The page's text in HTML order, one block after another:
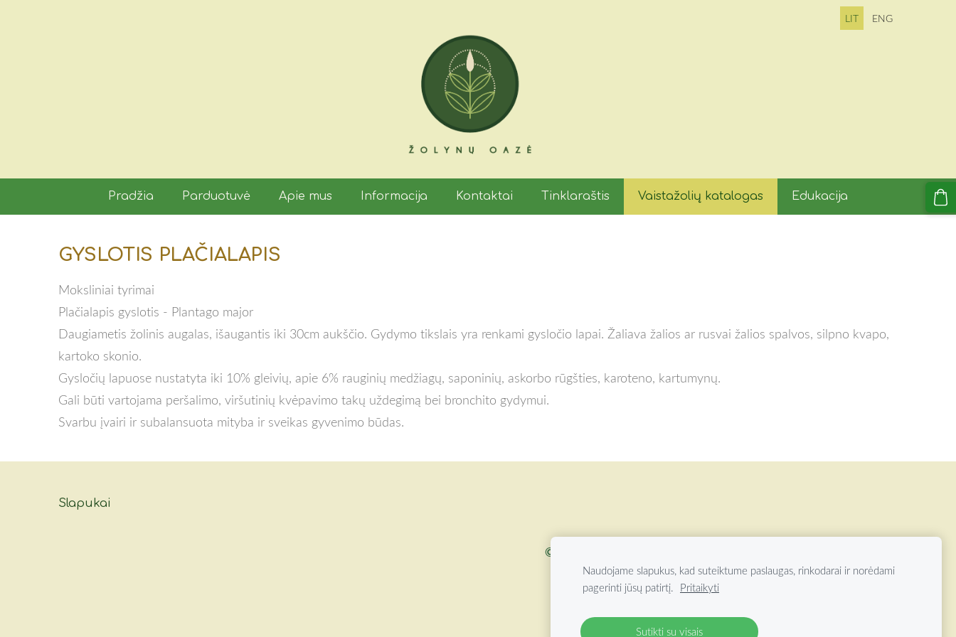
LIT ENG
Pradžia Parduotuvė Apie mus Informacija Kontaktai Tinklaraštis Vaistažolių katalogas Edukacija
GYSLOTIS PLAČIALAPIS
Moksliniai tyrimai
Plačialapis gyslotis - Plantago major
Daugiametis žolinis augalas, išaugantis iki 30cm aukščio. Gydymo tikslais yra renkami gysločio lapai. Žaliava žalios ar rusvai žalios spalvos, silpno kvapo,
kartoko skonio.
Gysločių lapuose nustatyta iki 10% gleivių, apie 6% rauginių medžiagų, saponinių, askorbo rūgšties, karoteno, kartumynų.
Gali būti vartojama peršalimo, viršutinių kvėpavimo takų uždegimą bei bronchito gydymui.
Svarbu įvairi ir subalansuota mityba ir sveikas gyvenimo būdas.
Slapukai
©
Naudojame slapukus, kad suteiktume paslaugas, rinkodarai ir norėdami
pagerinti jūsų patirtį. Pritaikyti
Sutikti su visais